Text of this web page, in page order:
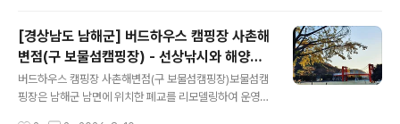
[경상남도 남해군] 버드하우스 캠핑장 사촌해
변점(구 보물섬캠핑장) - 선상낚시와 해양레
저를 즐길 수 있는 보물섬캠핑장.
버드하우스 캠핑장 사촌해변점(구 보물섬캠핑장)보물섬캠
핑장은 남해군 남면에 위치한 폐교를 리모델링하여 운영하